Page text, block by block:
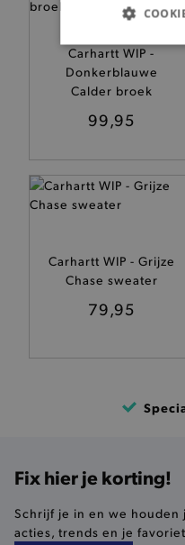
Carhartt WIP -
Donkerblauwe
Calder broek
99,95
Carhartt WIP - Grijze
Chase sweater
79,95
Fix hier je korting!
Schrijf je in en we houden
acties, trends en je
BASIS
Basis cookies
De strikt
smulervaring op de
buikjes algemene